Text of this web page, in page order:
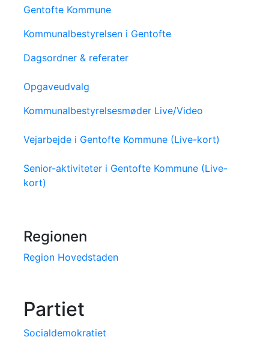
Gentofte Kommune
Kommunalbestyrelsen i Gentofte
Dagsordner & referater
Opgaveudvalg
Kommunalbestyrelsesmøder Live/Video
Vejarbejde i Gentofte Kommune (Live-kort)
Senior-aktiviteter i Gentofte Kommune (Live-
kort)
Regionen
Region Hovedstaden
Partiet
Socialdemokratiet